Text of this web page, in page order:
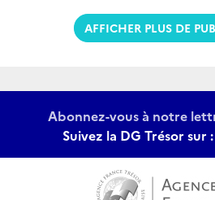
AFFICHER PLUS DE
Abonnez-vous à notre
Suivez la DG Trésor sur :